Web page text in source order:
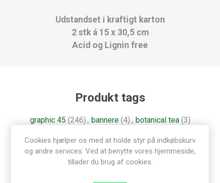
Udstandset i kraftigt karton
2 stk á 15 x 30,5 cm
Acid og Lignin free
Produkt tags
graphic 45 (246) , bannere (4) , botanical tea (3)
Cookies hjælper os med at holde styr på indkøbskurv
og andre services. Ved at benytte vores hjemmeside,
tillader du brug af cookies.